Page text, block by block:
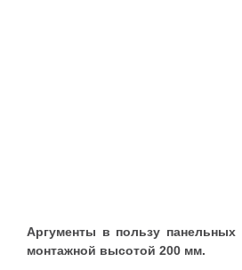
Аргументы в пользу панельных
монтажной высотой 200 мм.